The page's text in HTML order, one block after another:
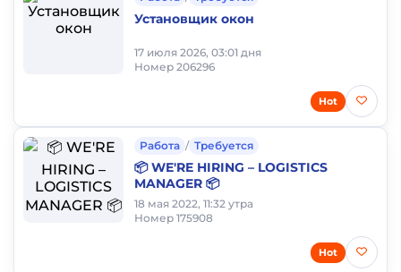
Установщик окон
17 июля 2026, 03:01 дня
Номер 206296
Hot
Работа / Требуется
📦 WE'RE HIRING – LOGISTICS
MANAGER 📦
18 мая 2022, 11:32 утра
Номер 175908
Hot